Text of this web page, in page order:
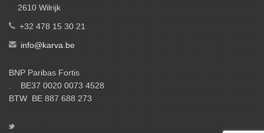
2610 Wilrijk
+32 478 15 30 21
info@karva.be
BNP Paribas Fortis
. BE37 0020 0073 4528
BTW BE 887 688 273